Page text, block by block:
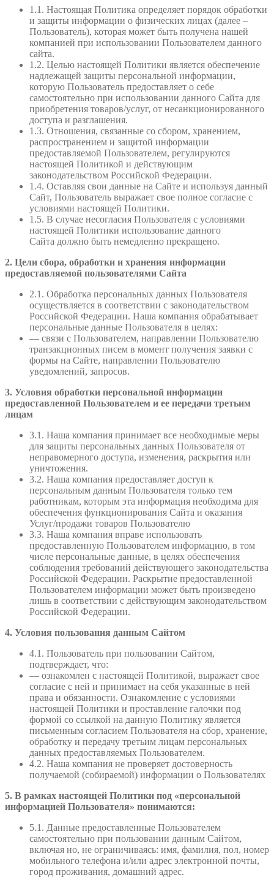
1.1. Настоящая Политика определяет порядок обработки
и защиты информации о физических лицах (далее –
Пользователь), которая может быть получена нашей
компанией при использовании Пользователем данного
сайта.
1.2. Целью настоящей Политики является обеспечение
надлежащей защиты персональной информации,
которую Пользователь предоставляет о себе
самостоятельно при использовании данного Сайта для
приобретения товаров/услуг, от несанкционированного
доступа и разглашения.
1.3. Отношения, связанные со сбором, хранением,
распространением и защитой информации
предоставляемой Пользователем, регулируются
настоящей Политикой и действующим
законодательством Российской Федерации.
1.4. Оставляя свои данные на Сайте и используя данный
Сайт, Пользователь выражает свое полное согласие с
условиями настоящей Политики.
1.5. В случае несогласия Пользователя с условиями
настоящей Политики использование данного
Сайта должно быть немедленно прекращено.
2. Цели сбора, обработки и хранения информации
предоставляемой пользователями Сайта
2.1. Обработка персональных данных Пользователя
осуществляется в соответствии с законодательством
Российской Федерации. Наша компания обрабатывает
персональные данные Пользователя в целях:
— связи с Пользователем, направлении Пользователю
транзакционных писем в момент получения заявки с
формы на Сайте, направлении Пользователю
уведомлений, запросов.
3. Условия обработки персональной информации
предоставленной Пользователем и ее передачи третьим
лицам
3.1. Наша компания принимает все необходимые меры
для защиты персональных данных Пользователя от
неправомерного доступа, изменения, раскрытия или
уничтожения.
3.2. Наша компания предоставляет доступ к
персональным данным Пользователя только тем
работникам, которым эта информация необходима для
обеспечения функционирования Сайта и оказания
Услуг/продажи товаров Пользователю
3.3. Наша компания вправе использовать
предоставленную Пользователем информацию, в том
числе персональные данные, в целях обеспечения
соблюдения требований действующего законодательства
Российской Федерации. Раскрытие предоставленной
Пользователем информации может быть произведено
лишь в соответствии с действующим законодательством
Российской Федерации.
4. Условия пользования данным Сайтом
4.1. Пользователь при пользовании Сайтом,
подтверждает, что:
— ознакомлен с настоящей Политикой, выражает свое
согласие с ней и принимает на себя указанные в ней
права и обязанности. Ознакомление с условиями
настоящей Политики и проставление галочки под
формой со ссылкой на данную Политику является
письменным согласием Пользователя на сбор, хранение,
обработку и передачу третьим лицам персональных
данных предоставляемых Пользователем.
4.2. Наша компания не проверяет достоверность
получаемой (собираемой) информации о Пользователях
5. В рамках настоящей Политики под «персональной
информацией Пользователя» понимаются:
5.1. Данные предоставленные Пользователем
самостоятельно при пользовании данным Сайтом,
включая но, не ограничиваясь: имя, фамилия, пол, номер
мобильного телефона и/или адрес электронной почты,
город проживания, домашний адрес.